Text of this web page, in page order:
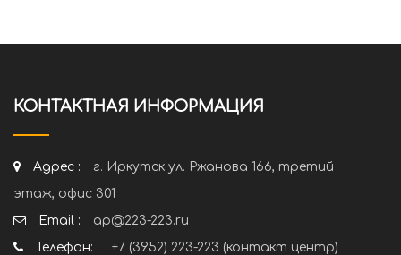
КОНТАКТНАЯ ИНФОРМАЦИЯ
Адрес :
г. Иркутск ул. Ржанова 166, третий
этаж, офис 301
Email :
ap@223-223.ru
Телефон: :
+7 (3952) 223-223 (контакт центр)